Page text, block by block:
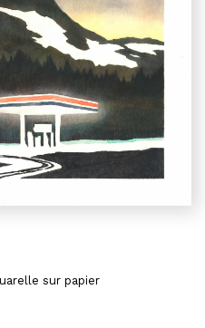
sur papier